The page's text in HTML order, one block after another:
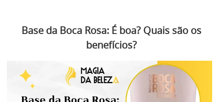
Base da Boca Rosa: É boa? Quais são os
benefícios?